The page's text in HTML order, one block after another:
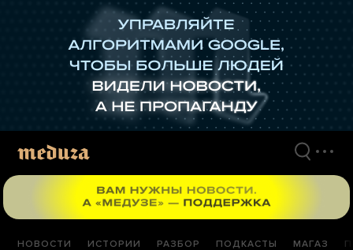
НОВОСТИ ИСТОРИИ РАЗБОР ПОДКАСТЫ МАГАЗ